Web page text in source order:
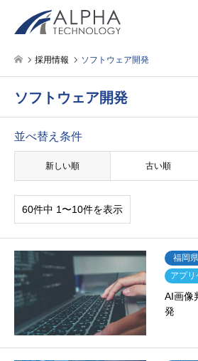
採用情報 ソフトウェア開発
ソフトウェア開発
並べ替え条件
新しい順 古い順
60件中 1〜10件を表示
福岡県
アプ
AI画像
発